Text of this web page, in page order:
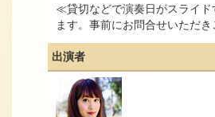
≪貸切などで演奏日がスライド
ます。事前にお問合せいただ
出演者